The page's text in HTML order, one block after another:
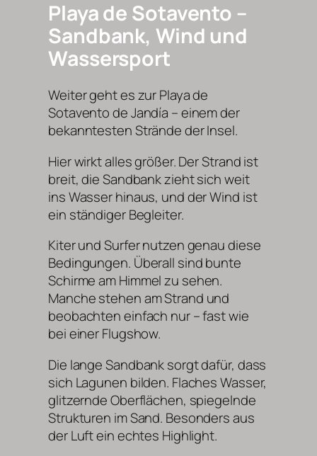
Playa de Sotavento –
Sandbank, Wind und
Wassersport
Weiter geht es zur Playa de
Sotavento de Jandía – einem der
bekanntesten Strände der Insel.
Hier wirkt alles größer. Der Strand ist
breit, die Sandbank zieht sich weit
ins Wasser hinaus, und der Wind ist
ein ständiger Begleiter.
Kiter und Surfer nutzen genau diese
Bedingungen. Überall sind bunte
Schirme am Himmel zu sehen.
Manche stehen am Strand und
beobachten einfach nur – fast wie
bei einer Flugshow.
Die lange Sandbank sorgt dafür, dass
sich Lagunen bilden. Flaches Wasser,
glitzernde Oberflächen, spiegelnde
Strukturen im Sand. Besonders aus
der Luft ein echtes Highlight.